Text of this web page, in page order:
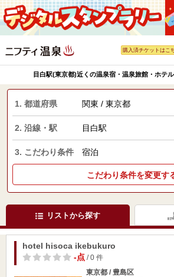
購入済チケットはこ
目白駅(東京都)近くの温泉宿・温泉旅館・ホテ
1. 都道府県 関東 / 東京都
2. 沿線・駅 目白駅
3. こだわり条件 宿泊
こだわり条件を変更す
リストから探す
hotel hisoca ikebukuro
-点/ 0 件
東京都 / 豊島区